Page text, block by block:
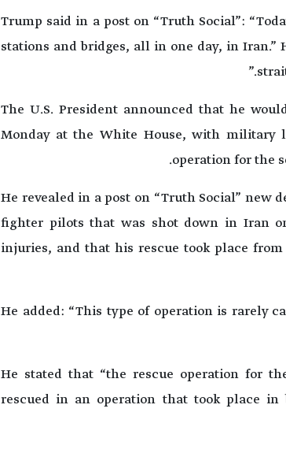
Trump said in a post on “Truth Social”:
stations and bridges, all in one day, in
The U.S. President announced that he
Monday at the White House, with military
operation for the
He revealed in a post on “Truth Social” new
fighter pilots that was shot down in Iran
injuries, and that his rescue took place
He added: “This type of operation is rarely
He stated that “the rescue operation for
rescued in an operation that took place